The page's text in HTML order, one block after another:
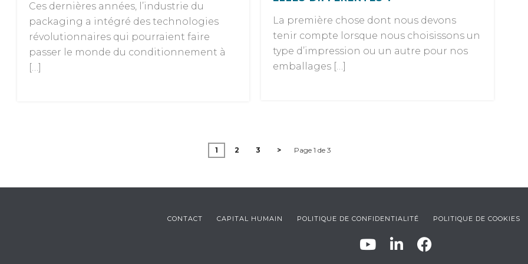
Ces dernières années, l’industrie du
packaging a intégré des technologies
révolutionnaires qui pourraient faire
passer le monde du conditionnement à
[…]
La première chose dont nous devons
tenir compte lorsque nous choisissons un
type d’impression ou un autre pour nos
emballages […]
1 2 3 > Page 1 de 3
CONTACT CAPITAL HUMAIN POLITIQUE DE CONFIDENTIALITÉ POLITIQUE DE COOKIES